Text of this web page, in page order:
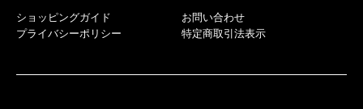
ショッピングガイド
プライバシーポリシー
お問い合わせ
特定商取引法表示